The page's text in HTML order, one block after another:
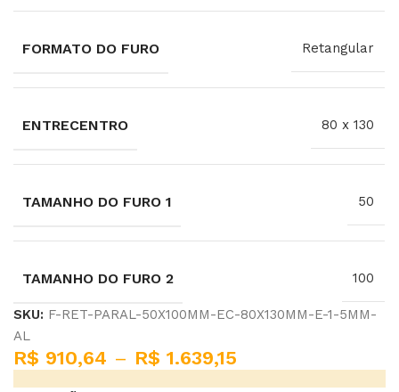
FORMATO DO FURO Retangular
ENTRECENTRO 80 x 130
TAMANHO DO FURO 1 50
TAMANHO DO FURO 2 100
SKU: F-RET-PARAL-50X100MM-EC-80X130MM-E-1-5MM-
AL
R$ 910,64 – R$ 1.639,15